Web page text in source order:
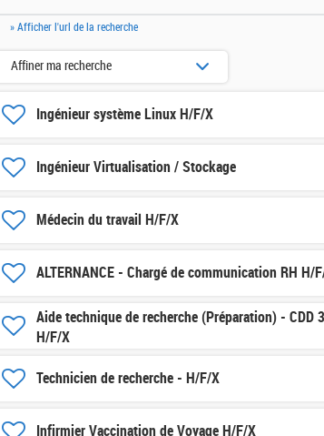
» Afficher l'url de la recherche
Ingénieur système Linux H/F/X
Ingénieur Virtualisation / Stockage
Médecin du travail H/F/X
ALTERNANCE - Chargé de communication RH H/
Aide technique de recherche (Préparation) - CDD
H/F/X
Technicien de recherche - H/F/X
Infirmier Vaccination de Voyage H/F/X
Affiner ma recherche